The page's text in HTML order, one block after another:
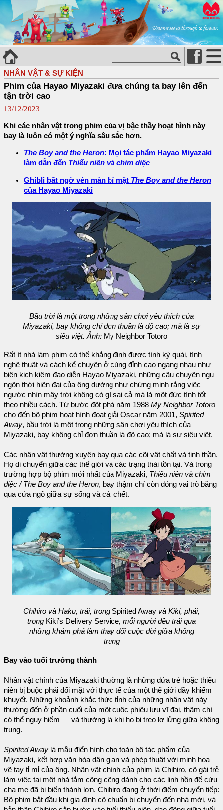
NHÂN VẬT & SỰ KIỆN
Phim của Hayao Miyazaki đưa chúng ta bay lên đến
tận trời cao
13/12/2023
Khi các nhân vật trong phim của vị bậc thầy hoạt hình này
bay là luôn có một ý nghĩa sâu sắc hơn.
The Boy and the Heron: Mọi tác phẩm Hayao Miyazaki
làm dẫn đến Thiếu niên và chim diệc
Ghibli bất ngờ vén màn bí mật The Boy and the Heron
của Hayao Miyazaki
Bầu trời là một trong những sân chơi yêu thích của
Miyazaki, bay không chỉ đơn thuần là độ cao; mà là sự
siêu việt. Ảnh: My Neighbor Totoro
Rất ít nhà làm phim có thể khẳng định được tính kỳ quái, tính
nghệ thuật và cách kể chuyện ở cùng đỉnh cao ngang nhau như
biên kịch kiêm đạo diễn Hayao Miyazaki, những câu chuyện ngụ
ngôn thời hiện đại của ông dường như chứng minh rằng việc
ngước nhìn mây trời không có gì sai cả mà là một đức tính tốt —
theo nhiều cách. Từ bước đột phá năm 1988 My Neighbor Totoro
cho đến bộ phim hoạt hình đoạt giải Oscar năm 2001, Spirited
Away, bầu trời là một trong những sân chơi yêu thích của
Miyazaki, bay không chỉ đơn thuần là độ cao; mà là sự siêu việt.
Các nhân vật thường xuyên bay qua các cõi vật chất và tinh thần.
Họ di chuyển giữa các thế giới và các trạng thái tồn tại. Và trong
trường hợp bộ phim mới nhất của Miyazaki, Thiếu niên và chim
diệc / The Boy and the Heron, bay thậm chí còn đóng vai trò băng
qua cửa ngõ giữa sự sống và cái chết.
Chihiro và Haku, trái, trong Spirited Away và Kiki, phải,
trong Kiki’s Delivery Service, mỗi người đều trải qua
những khám phá làm thay đổi cuộc đời giữa không
trung
Bay vào tuổi trưởng thành
Nhân vật chính của Miyazaki thường là những đứa trẻ hoặc thiếu
niên bị buộc phải đối mặt với thực tế của một thế giới đầy khiếm
khuyết. Những khoảnh khắc thức tỉnh của những nhân vật này
thường đến ở phần cuối của một cuộc phiêu lưu vĩ đại, thậm chí
có thể nguy hiểm — và thường là khi họ bị treo lơ lửng giữa không
trung.
Spirited Away là mẫu điển hình cho toàn bộ tác phẩm của
Miyazaki, kết hợp văn hóa dân gian và phép thuật với minh họa
vẽ tay tỉ mỉ của ông. Nhân vật chính của phim là Chihiro, cô gái trẻ
làm việc tại một nhà tắm công cộng dành cho các linh hồn để cứu
cha mẹ đã bị biến thành lợn. Chihiro đang ở thời điểm chuyển tiếp:
Bộ phim bắt đầu khi gia đình cô chuẩn bị chuyển đến nhà mới, và